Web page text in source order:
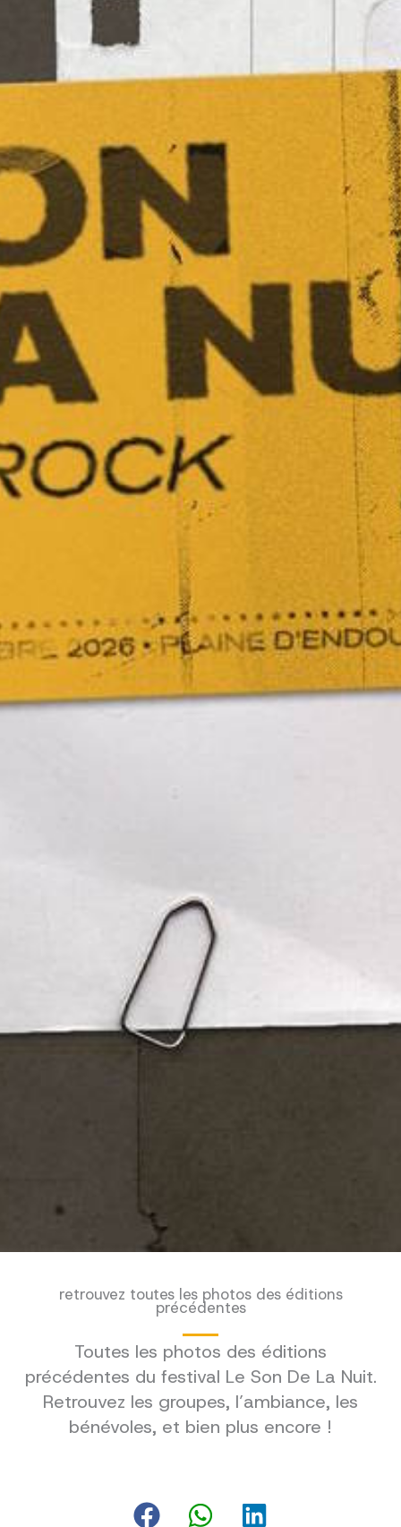
retrouvez toutes les photos des éditions
précédentes
Toutes les photos des éditions
précédentes du festival Le Son De La Nuit.
Retrouvez les groupes, l’ambiance, les
bénévoles, et bien plus encore !